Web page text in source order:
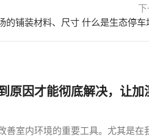
原因才能彻底解决，让加
善室内环境的重要工具。尤其是在